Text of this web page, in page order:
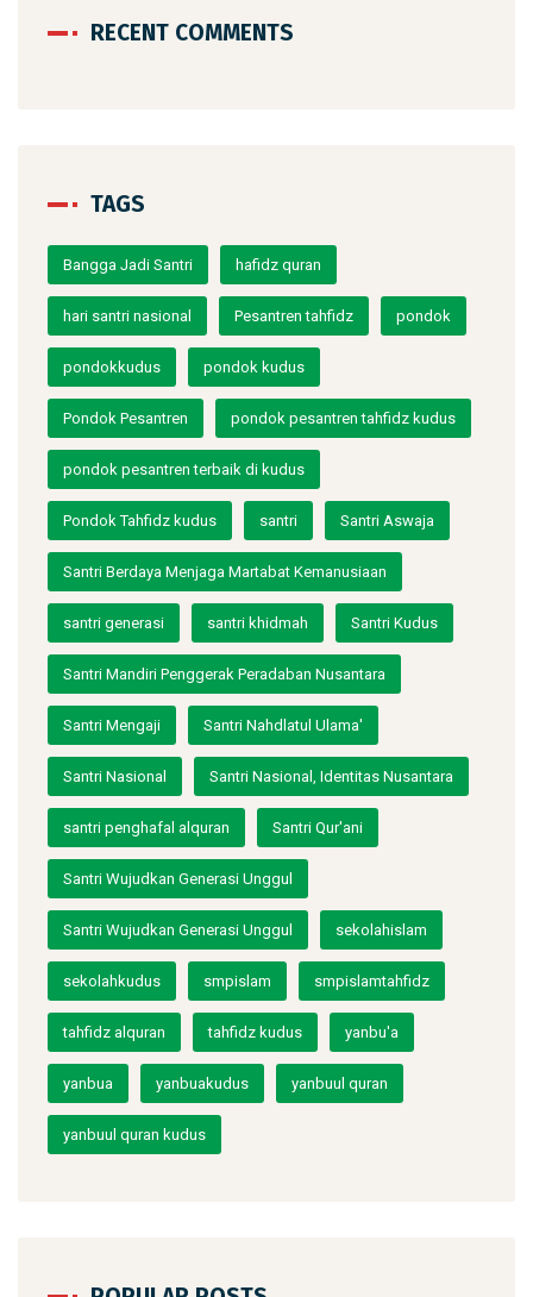
RECENT COMMENTS
TAGS
Bangga Jadi Santri hafidz quran
hari santri nasional Pesantren tahfidz pondok
pondokkudus pondok kudus
Pondok Pesantren pondok pesantren tahfidz kudus
pondok pesantren terbaik di kudus
Pondok Tahfidz kudus santri Santri Aswaja
Santri Berdaya Menjaga Martabat Kemanusiaan
santri generasi santri khidmah Santri Kudus
Santri Mandiri Penggerak Peradaban Nusantara
Santri Mengaji Santri Nahdlatul Ulama'
Santri Nasional Santri Nasional, Identitas Nusantara
santri penghafal alquran Santri Qur'ani
Santri Wujudkan Generasi Unggul
Santri Wujudkan Generasi Unggul sekolahislam
sekolahkudus smpislam smpislamtahfidz
tahfidz alquran tahfidz kudus yanbu'a
yanbua yanbuakudus yanbuul quran
yanbuul quran kudus